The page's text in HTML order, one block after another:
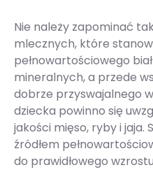
Nie należy zapominać
mlecznych, które
pełnowartościowego
mineralnych, a przede
dobrze przyswajalnego
dziecka powinno się
jakości mięso, ryby i
źródłem
do prawidłowego